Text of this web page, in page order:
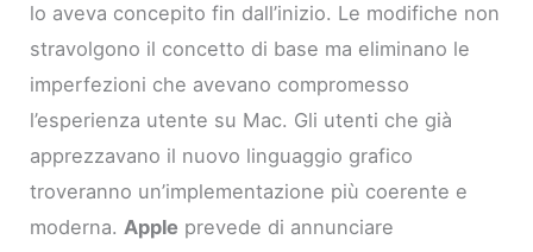
lo aveva concepito fin dall’inizio. Le modifiche non
stravolgono il concetto di base ma eliminano le
imperfezioni che avevano compromesso
l’esperienza utente su Mac. Gli utenti che già
apprezzavano il nuovo linguaggio grafico
troveranno un’implementazione più coerente e
moderna.Apple prevede di annunciare